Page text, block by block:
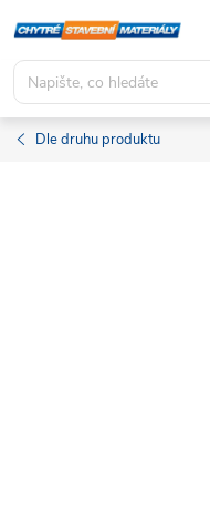
na
obsah
Dle druhu produktu